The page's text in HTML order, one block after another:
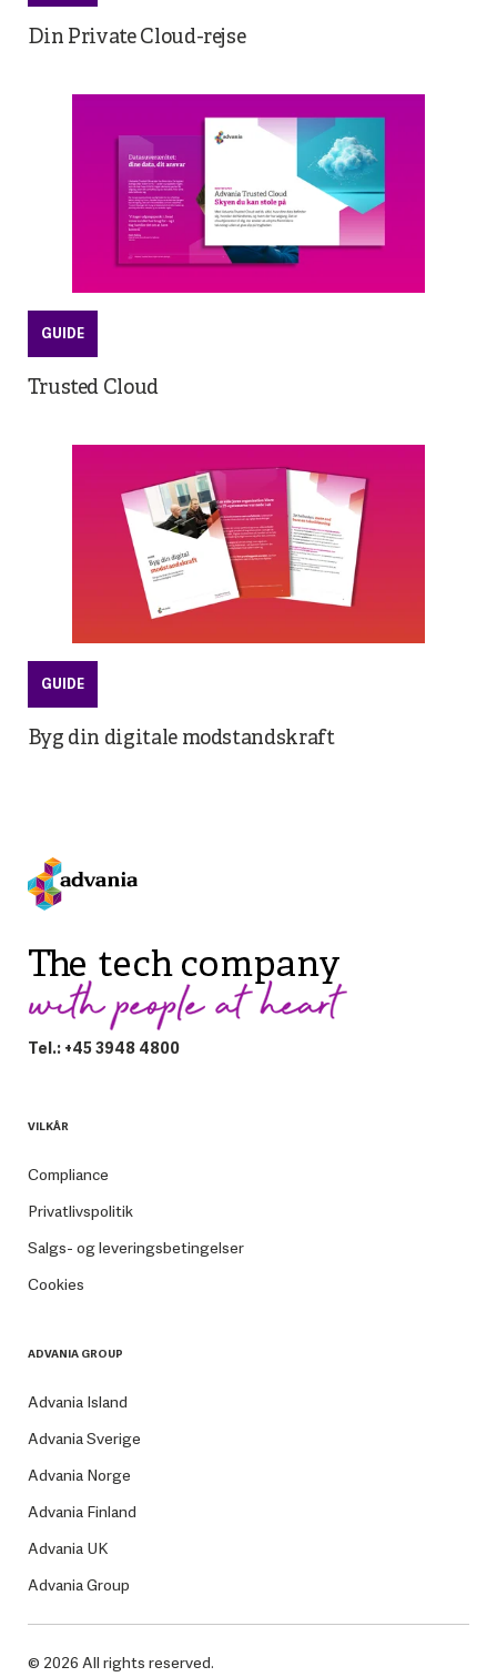
Din Private Cloud-rejse
GUIDE
Trusted Cloud
GUIDE
Byg din digitale modstandskraft
Tel.: +45 3948 4800
VILKÅR
Compliance
Privatlivspolitik
Salgs- og leveringsbetingelser
Cookies
ADVANIA GROUP
Advania Island
Advania Sverige
Advania Norge
Advania Finland
Advania UK
Advania Group
© 2026 All rights reserved.